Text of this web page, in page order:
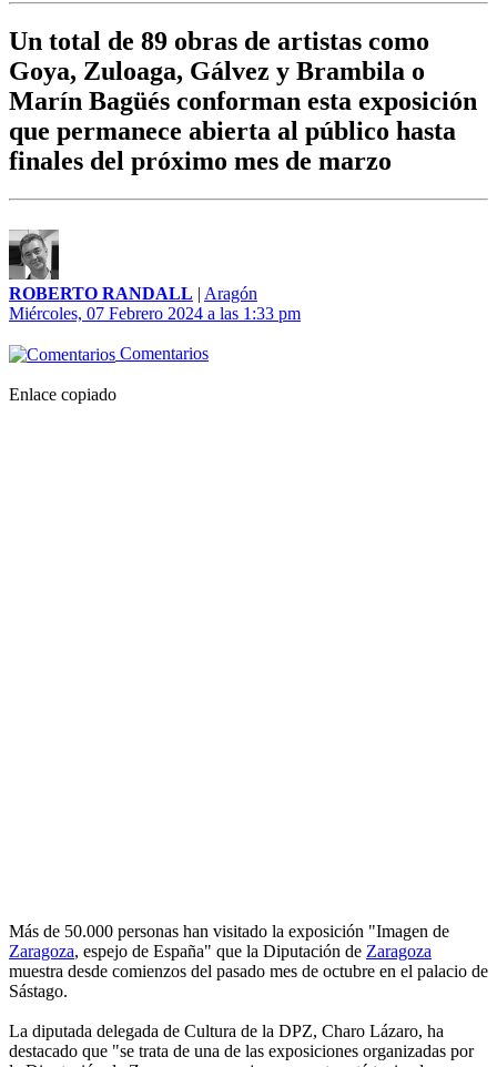
Un total de 89 obras de artistas como
Goya, Zuloaga, Gálvez y Brambila o
Marín Bagüés conforman esta exposición
que permanece abierta al público hasta
finales del próximo mes de marzo
ROBERTO RANDALL | Aragón
Miércoles, 07 Febrero 2024 a las 1:33 pm
Comentarios
Enlace copiado
Más de 50.000 personas han visitado la exposición "Imagen de
Zaragoza, espejo de España" que la Diputación de Zaragoza
muestra desde comienzos del pasado mes de octubre en el palacio de
Sástago.
La diputada delegada de Cultura de la DPZ, Charo Lázaro, ha
destacado que "se trata de una de las exposiciones organizadas por